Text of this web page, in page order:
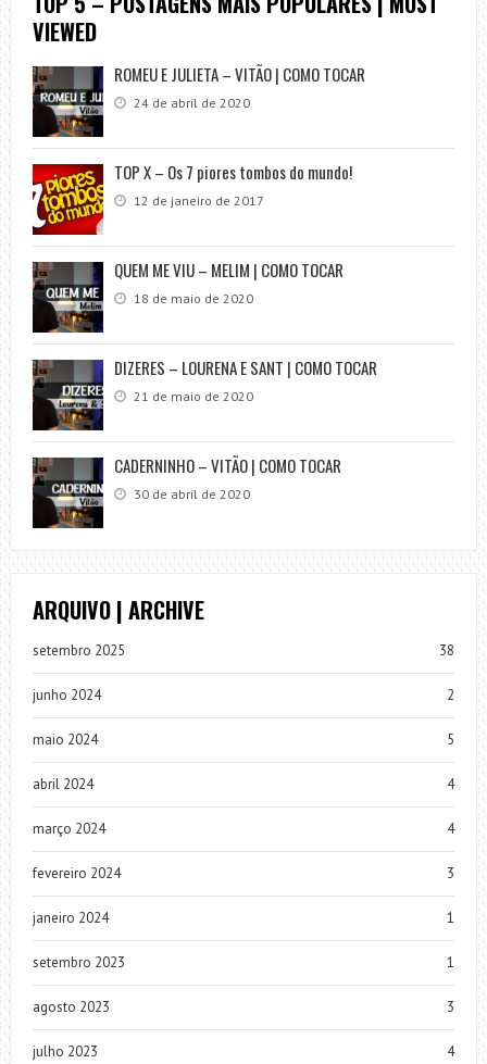
VIEWED
ROMEU E JULIETA – VITÃO | COMO TOCAR
24 de abril de 2020
TOP X – Os 7 piores tombos do mundo!
12 de janeiro de 2017
QUEM ME VIU – MELIM | COMO TOCAR
18 de maio de 2020
DIZERES – LOURENA E SANT | COMO TOCAR
21 de maio de 2020
CADERNINHO – VITÃO | COMO TOCAR
30 de abril de 2020
ARQUIVO | ARCHIVE
setembro 2025 38
junho 2024 2
maio 2024 5
abril 2024 4
março 2024 4
fevereiro 2024 3
janeiro 2024 1
setembro 2023 1
agosto 2023 3
julho 2023 4